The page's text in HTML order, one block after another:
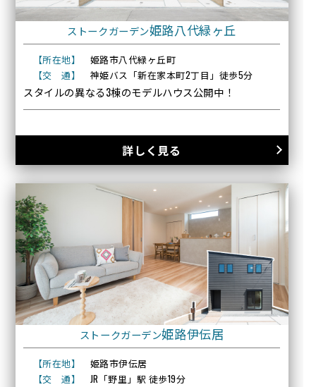
ストークガーデン姫路八代緑ヶ丘
【所在地】
姫路市八代緑ヶ丘町
【交 通】
神姫バス「新在家本町2丁目」徒歩5分
スタイルの異なる3棟のモデルハウス公開中！
詳しく見る
ストークガーデン姫路伊伝居
【所在地】
姫路市伊伝居
【交 通】
JR「野里」駅 徒歩19分